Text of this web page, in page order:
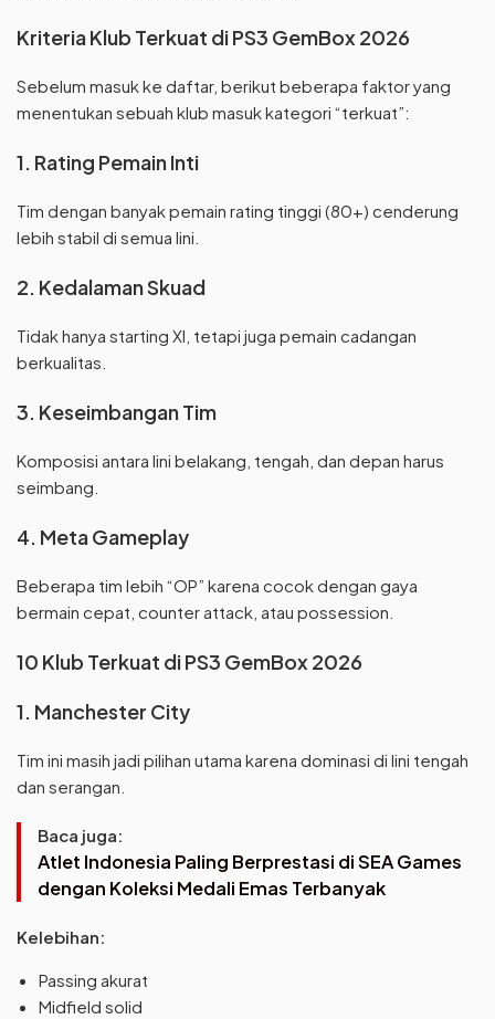
Kriteria Klub Terkuat di PS3 GemBox 2026
Sebelum masuk ke daftar, berikut beberapa faktor yang
menentukan sebuah klub masuk kategori “terkuat”:
1. Rating Pemain Inti
Tim dengan banyak pemain rating tinggi (80+) cenderung
lebih stabil di semua lini.
2. Kedalaman Skuad
Tidak hanya starting XI, tetapi juga pemain cadangan
berkualitas.
3. Keseimbangan Tim
Komposisi antara lini belakang, tengah, dan depan harus
seimbang.
4. Meta Gameplay
Beberapa tim lebih “OP” karena cocok dengan gaya
bermain cepat, counter attack, atau possession.
10 Klub Terkuat di PS3 GemBox 2026
1. Manchester City
Tim ini masih jadi pilihan utama karena dominasi di lini tengah
dan serangan.
Baca juga:
Atlet Indonesia Paling Berprestasi di SEA Games
dengan Koleksi Medali Emas Terbanyak
Kelebihan:
Passing akurat
Midfield solid